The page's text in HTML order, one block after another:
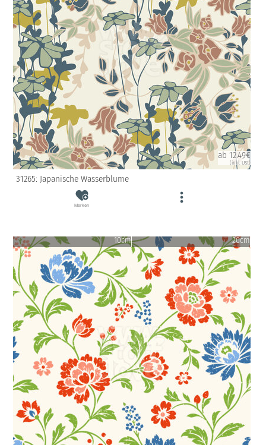
ab 12.49€
(inkl. USt)
31265: Japanische Wasserblume
Merken
10cm 20cm